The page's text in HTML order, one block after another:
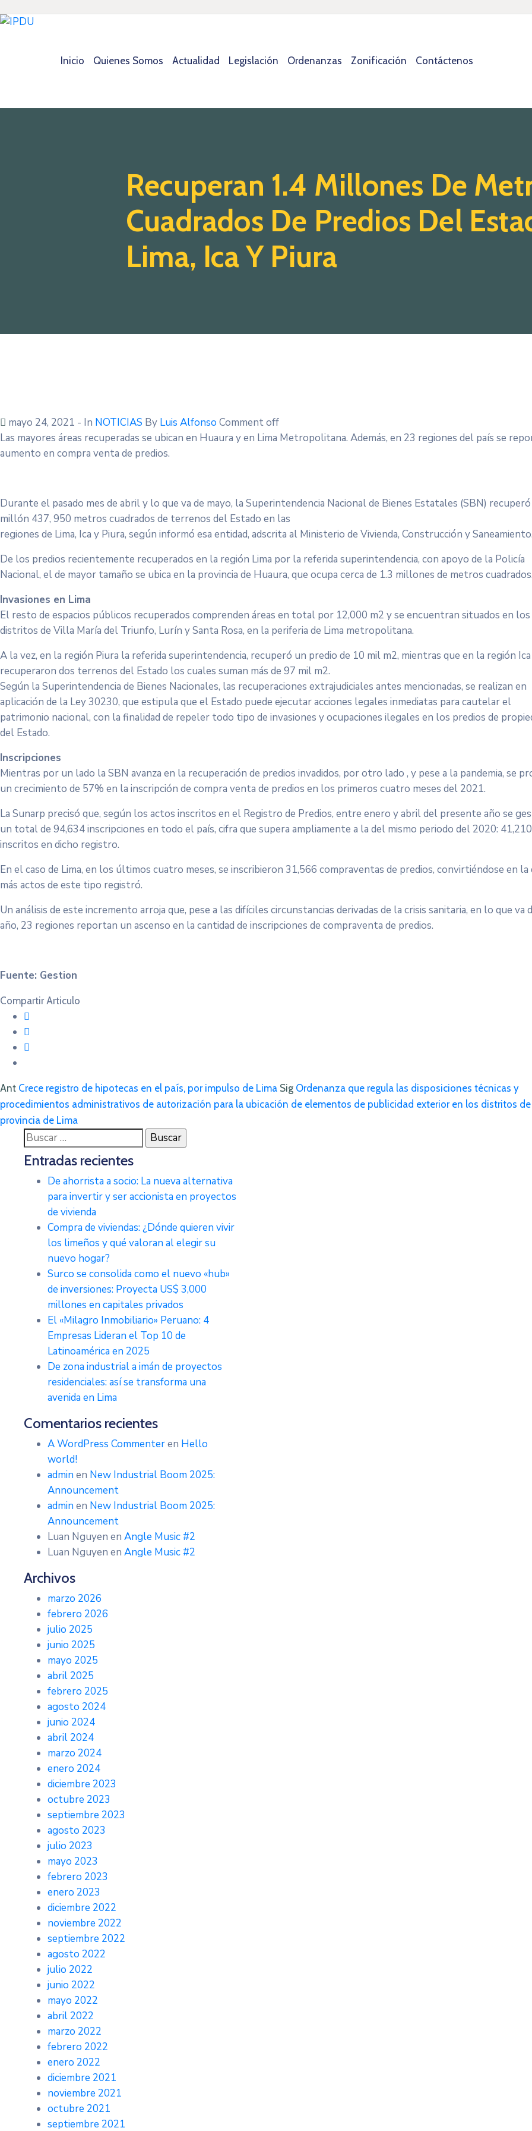
Inicio Quienes Somos Actualidad Legislación Ordenanzas Zonificación Contáctenos
Recuperan 1.4 Millones De
Cuadrados De Predios Del
Lima, Ica Y Piura
mayo 24, 2021 - In NOTICIAS By Luis Alfonso Comment off
Las mayores áreas recuperadas se ubican en Huaura y en Lima Metropolitana. Además, en 23 regiones del país se
aumento en compra venta de predios.
Durante el pasado mes de abril y lo que va de mayo, la Superintendencia Nacional de Bienes Estatales (SBN)
millón 437, 950 metros cuadrados de terrenos del Estado en las
regiones de Lima, Ica y Piura, según informó esa entidad, adscrita al Ministerio de Vivienda, Construcción y
De los predios recientemente recuperados en la región Lima por la referida superintendencia, con apoyo de la Policía
Nacional, el de mayor tamaño se ubica en la provincia de Huaura, que ocupa cerca de 1.3 millones de metros
Invasiones en Lima
El resto de espacios públicos recuperados comprenden áreas en total por 12,000 m2 y se encuentran situados en los
distritos de Villa María del Triunfo, Lurín y Santa Rosa, en la periferia de Lima metropolitana.
A la vez, en la región Piura la referida superintendencia, recuperó un predio de 10 mil m2, mientras que en la región
recuperaron dos terrenos del Estado los cuales suman más de 97 mil m2.
Según la Superintendencia de Bienes Nacionales, las recuperaciones extrajudiciales antes mencionadas, se realizan en
aplicación de la Ley 30230, que estipula que el Estado puede ejecutar acciones legales inmediatas para cautelar el
patrimonio nacional, con la finalidad de repeler todo tipo de invasiones y ocupaciones ilegales en los predios de
del Estado.
Inscripciones
Mientras por un lado la SBN avanza en la recuperación de predios invadidos, por otro lado , y pese a la pandemia, se
un crecimiento de 57% en la inscripción de compra venta de predios en los primeros cuatro meses del 2021.
La Sunarp precisó que, según los actos inscritos en el Registro de Predios, entre enero y abril del presente año se
un total de 94,634 inscripciones en todo el país, cifra que supera ampliamente a la del mismo periodo del 2020:
inscritos en dicho registro.
En el caso de Lima, en los últimos cuatro meses, se inscribieron 31,566 compraventas de predios, convirtiéndose en la
más actos de este tipo registró.
Un análisis de este incremento arroja que, pese a las difíciles circunstancias derivadas de la crisis sanitaria, en lo que va
año, 23 regiones reportan un ascenso en la cantidad de inscripciones de compraventa de predios.
Fuente: Gestion
Compartir Articulo
Ant Crece registro de hipotecas en el país, por impulso de Lima Sig Ordenanza que regula las disposiciones técnicas y
procedimientos administrativos de autorización para la ubicación de elementos de publicidad exterior en los distritos
provincia de Lima
Buscar:
Entradas recientes
De ahorrista a socio: La nueva alternativa
para invertir y ser accionista en proyectos
de vivienda
Compra de viviendas: ¿Dónde quieren vivir
los limeños y qué valoran al elegir su
nuevo hogar?
Surco se consolida como el nuevo «hub»
de inversiones: Proyecta US$ 3,000
millones en capitales privados
El «Milagro Inmobiliario» Peruano: 4
Empresas Lideran el Top 10 de
Latinoamérica en 2025
De zona industrial a imán de proyectos
residenciales: así se transforma una
avenida en Lima
Comentarios recientes
A WordPress Commenteren Hello
world!
adminen New Industrial Boom 2025:
Announcement
adminen New Industrial Boom 2025:
Announcement
Luan Nguyen en Angle Music #2
Luan Nguyen en Angle Music #2
Archivos
marzo 2026
febrero 2026
julio 2025
junio 2025
mayo 2025
abril 2025
febrero 2025
agosto 2024
junio 2024
abril 2024
marzo 2024
enero 2024
diciembre 2023
octubre 2023
septiembre 2023
agosto 2023
julio 2023
mayo 2023
febrero 2023
enero 2023
diciembre 2022
noviembre 2022
septiembre 2022
agosto 2022
julio 2022
junio 2022
mayo 2022
abril 2022
marzo 2022
febrero 2022
enero 2022
diciembre 2021
noviembre 2021
octubre 2021
septiembre 2021